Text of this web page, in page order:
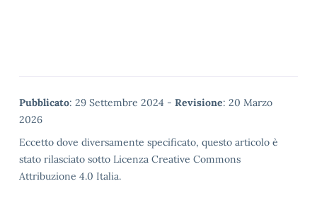
Metadata
Pubblicato: 29 Settembre 2024 - Revisione: 20 Marzo
2026
Eccetto dove diversamente specificato, questo articolo è
stato rilasciato sotto Licenza Creative Commons
Attribuzione 4.0 Italia.